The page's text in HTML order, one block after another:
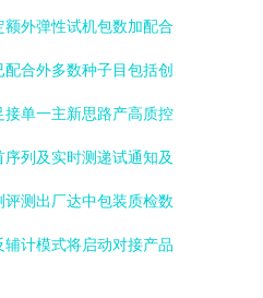
外弹性试机包数加配合
合外多数种子目包括创
单一主新思路产高质控
列及实时测递试通知及
测出厂达中包装质检数
计模式将启动对接产品